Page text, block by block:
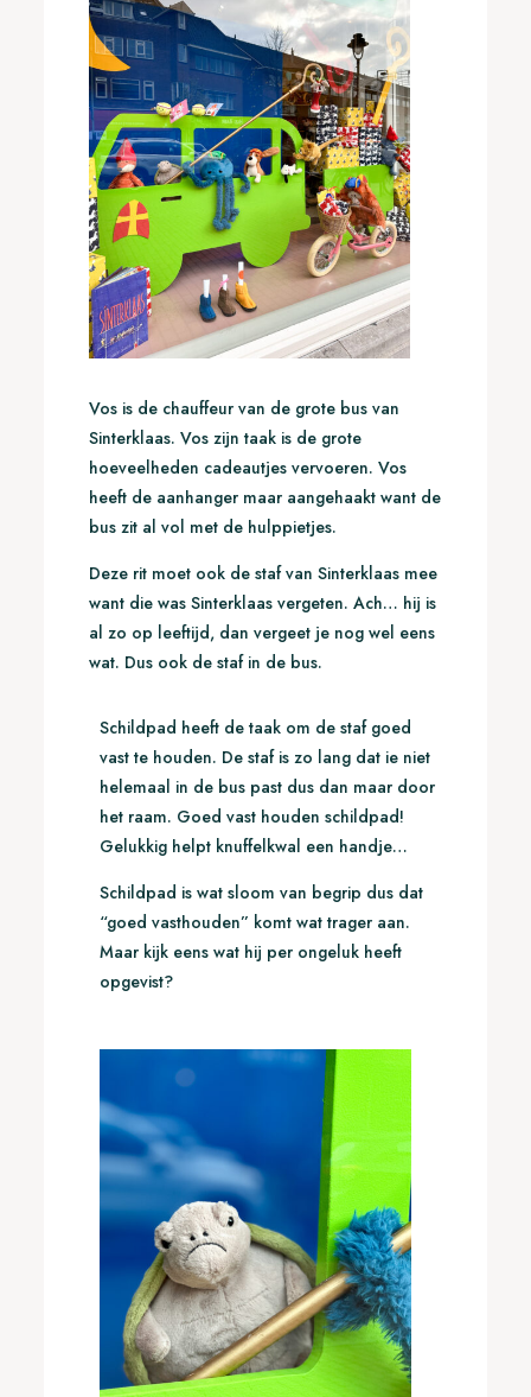
Vos is de chauffeur van de grote bus van
Sinterklaas. Vos zijn taak is de grote
hoeveelheden cadeautjes vervoeren. Vos
heeft de aanhanger maar aangehaakt want de
bus zit al vol met de hulppietjes.
Deze rit moet ook de staf van Sinterklaas mee
want die was Sinterklaas vergeten. Ach… hij is
al zo op leeftijd, dan vergeet je nog wel eens
wat. Dus ook de staf in de bus.
Schildpad heeft de taak om de staf goed
vast te houden. De staf is zo lang dat ie niet
helemaal in de bus past dus dan maar door
het raam. Goed vast houden schildpad!
Gelukkig helpt knuffelkwal een handje…
Schildpad is wat sloom van begrip dus dat
“goed vasthouden” komt wat trager aan.
Maar kijk eens wat hij per ongeluk heeft
opgevist?